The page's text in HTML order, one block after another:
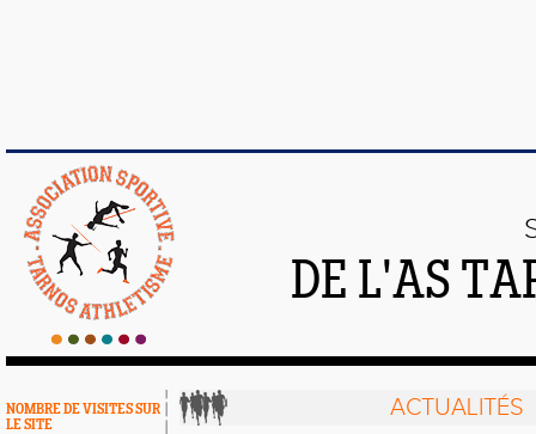
DE L'AS
NOMBRE DE VISITES SUR
LE SITE
ACTUALITÉS